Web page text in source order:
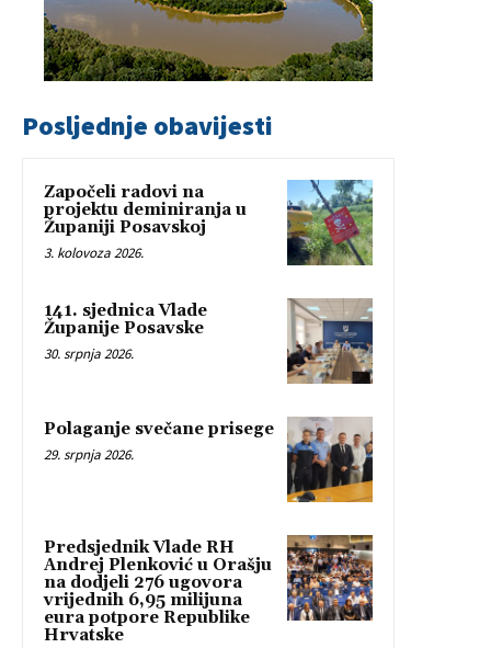
Posljednje obavijesti
Započeli radovi na
projektu deminiranja u
Županiji Posavskoj
3. kolovoza 2026.
141. sjednica Vlade
Županije Posavske
30. srpnja 2026.
Polaganje svečane prisege
29. srpnja 2026.
Predsjednik Vlade RH
Andrej Plenković u Orašju
na dodjeli 276 ugovora
vrijednih 6,95 milijuna
eura potpore Republike
Hrvatske